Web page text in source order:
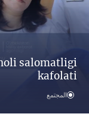
salomatligi
kafolati
المجتمع